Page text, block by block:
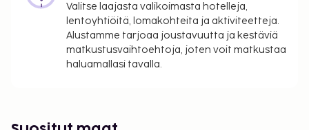
sovellettavat verot:
Käteisellä maksettava Spring Break -
takuumaksu: 30 USD per yöpyminen alle 26
vuoden ikäisiltä 01. 2ta – 30. 4ta
Tässä on mainittu kaikki majoituspaikan meille
Valitse laajasta valikoimasta hotelleja,
lentoyhtiöitä, lomakohteita ja aktiviteetteja.
Alustamme tarjoaa joustavuutta ja kestäviä
matkustusvaihtoehtoja, joten voit matkustaa
haluamallasi tavalla.